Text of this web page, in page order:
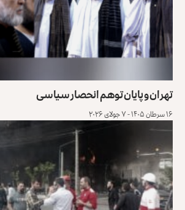
تهران و پایان توهم انحصار سیاسی
۱۶ سرطان ۱۴۰۵ - ۷ جولای ۲۰۲۶